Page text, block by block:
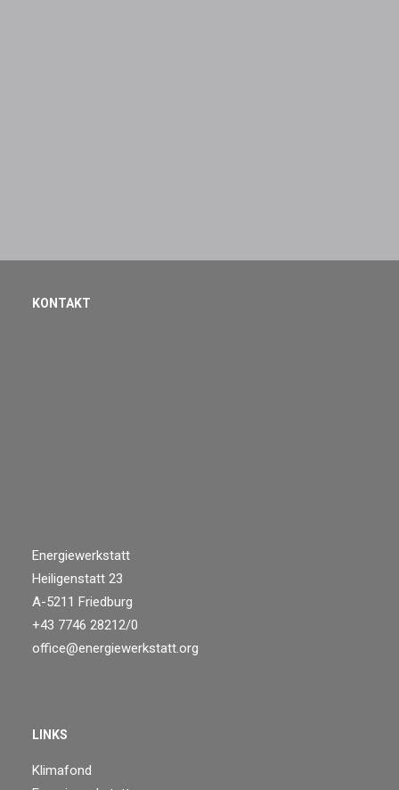
KONTAKT
Energiewerkstatt
Heiligenstatt 23
A-5211 Friedburg
+43 7746 28212/0
office@energiewerkstatt.org
LINKS
Klimafond